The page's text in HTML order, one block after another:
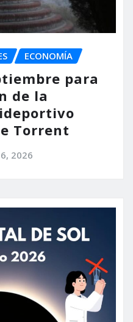
ECONOMÍA
para
de la
Torrent
2026